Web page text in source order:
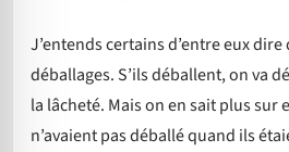
J’entends certains d’entre eux
déballages. S’ils déballent, on va
la lâcheté. Mais on en sait plus sur
n’avaient pas déballé quand ils